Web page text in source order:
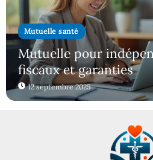
Mutuelle santé
Mutuelle pour
fiscaux et garanties
12 septembre 2025